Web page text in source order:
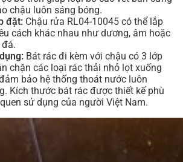
chậu luôn sáng bóng.
đặt: Chậu rửa RL04-10045 có thể lắp
cách khác nhau như dương, âm hoặc
Bát rác đi kèm với chậu có 3 lớp
chặn các loại rác thải nhỏ lọt xuống
bảo hệ thống thoát nước luôn
Kích thước bát rác được thiết kế phù
sử dụng của người Việt Nam.